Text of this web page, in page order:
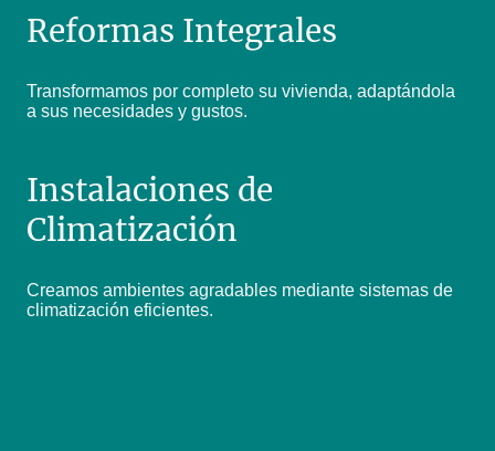
Reformas Integrales
Transformamos por completo su vivienda, adaptándola
a sus necesidades y gustos.
Instalaciones de
Climatización
Creamos ambientes agradables mediante sistemas de
climatización eficientes.